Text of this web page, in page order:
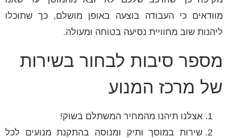
מוודאים כי העבודה בוצעה באופן מושלם, כך שתוכלו
ליהנות שוב מחוויית נסיעה בטוחה ומעולה.
מספר סיבות לבחור בשירות
של מרכז המנוע
אצלנו תיהנו מהמחיר המשתלם בשוק!
שירות במוסך ותיק ומנוסה בהתקנת מנועים לכל